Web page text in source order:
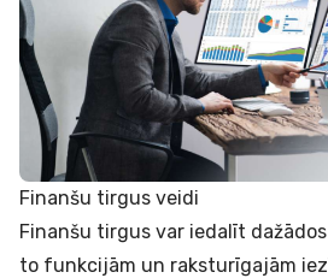
Finanšu tirgus veidi
Finanšu tirgus var iedalīt
to funkcijām un raksturīgajām